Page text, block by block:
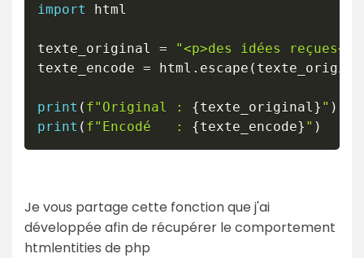
import html
texte_original =
"<p>des idées reçues</
texte_encode = html . escape (
print ( f"Original : {texte_original } " )
print ( f"Encodé   : {texte_encode} " )
Je vous partage cette fonction que j'ai
développée afin de récupérer le comportement
htmlentities de php